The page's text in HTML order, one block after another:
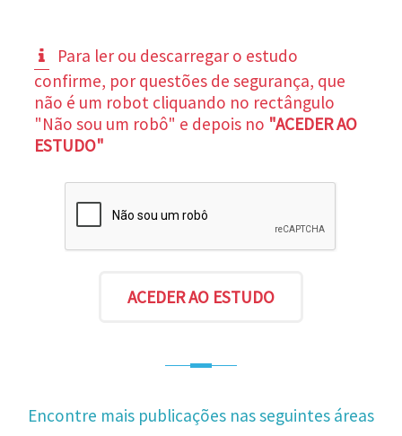
Para ler ou descarregar o estudo
confirme, por questões de segurança, que
não é um robot cliquando no rectângulo
"Não sou um robô" e depois no "ACEDER AO
ESTUDO"
Encontre mais publicações nas seguintes áreas